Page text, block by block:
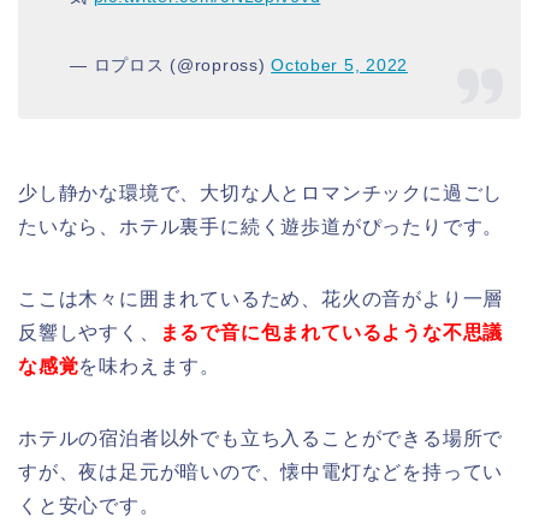
— ロプロス (@ropross)October 5, 2022
少し静かな環境で、大切な人とロマンチックに過ごし
たいなら、ホテル裏手に続く遊歩道がぴったりです。
ここは木々に囲まれているため、花火の音がより一層
反響しやすく、
まるで音に包まれているような不思議
な感覚を味わえます。
ホテルの宿泊者以外でも立ち入ることができる場所で
すが、夜は足元が暗いので、懐中電灯などを持ってい
くと安心です。